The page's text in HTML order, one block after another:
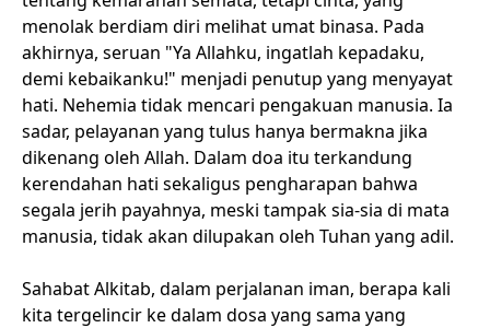
menolak berdiam diri melihat umat binasa. Pada
akhirnya, seruan "Ya Allahku, ingatlah kepadaku,
demi kebaikanku!" menjadi penutup yang menyayat
hati. Nehemia tidak mencari pengakuan manusia. Ia
sadar, pelayanan yang tulus hanya bermakna jika
dikenang oleh Allah. Dalam doa itu terkandung
kerendahan hati sekaligus pengharapan bahwa
segala jerih payahnya, meski tampak sia-sia di mata
manusia, tidak akan dilupakan oleh Tuhan yang adil.
Sahabat Alkitab, dalam perjalanan iman, berapa kali
kita tergelincir ke dalam dosa yang sama yang